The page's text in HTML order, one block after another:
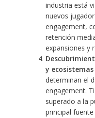
industria está
nuevos
engagement,
retención
expansiones y
y ecosistemas
determinan el
engagement.
superado a la
principal